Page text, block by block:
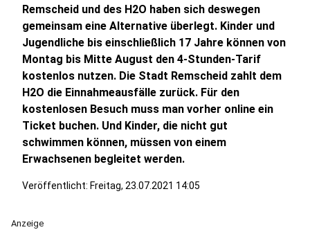
Remscheid und des H2O haben sich deswegen
gemeinsam eine Alternative überlegt. Kinder und
Jugendliche bis einschließlich 17 Jahre können von
Montag bis Mitte August den 4-Stunden-Tarif
kostenlos nutzen. Die Stadt Remscheid zahlt dem
H2O die Einnahmeausfälle zurück. Für den
kostenlosen Besuch muss man vorher online ein
Ticket buchen. Und Kinder, die nicht gut
schwimmen können, müssen von einem
Erwachsenen begleitet werden.
Veröffentlicht: Freitag, 23.07.2021 14:05
Anzeige